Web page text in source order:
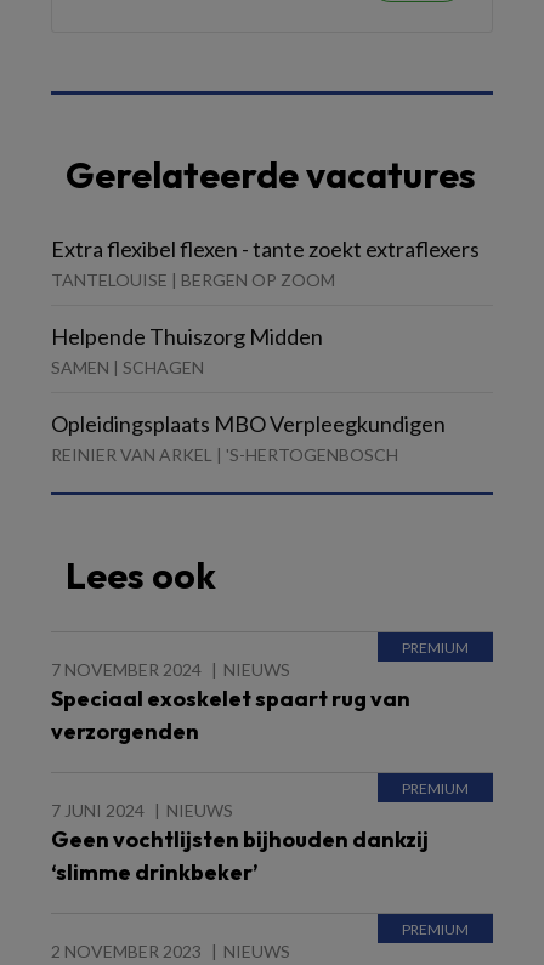
Gerelateerde vacatures
Extra flexibel flexen - tante zoekt extraflexers
TANTELOUISE | BERGEN OP ZOOM
Helpende Thuiszorg Midden
SAMEN | SCHAGEN
Opleidingsplaats MBO Verpleegkundigen
REINIER VAN ARKEL | 'S-HERTOGENBOSCH
Lees ook
7 NOVEMBER 2024 NIEUWS
Speciaal exoskelet spaart rug van
verzorgenden
7 JUNI 2024 NIEUWS
Geen vochtlijsten bijhouden dankzij
‘slimme drinkbeker’
2 NOVEMBER 2023 NIEUWS